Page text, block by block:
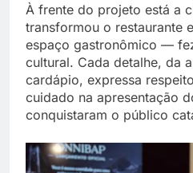
À frente do projeto está a
transformou o restaurante
espaço gastronômico —
cultural. Cada detalhe, da
cardápio, expressa
cuidado na apresentação
conquistaram o público